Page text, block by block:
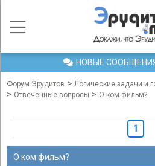
НОВЫЕ
Форум Эрудитов > Логические задачи и
> Отвеченные вопросы > О ком фильм?
1
О ком фильм?